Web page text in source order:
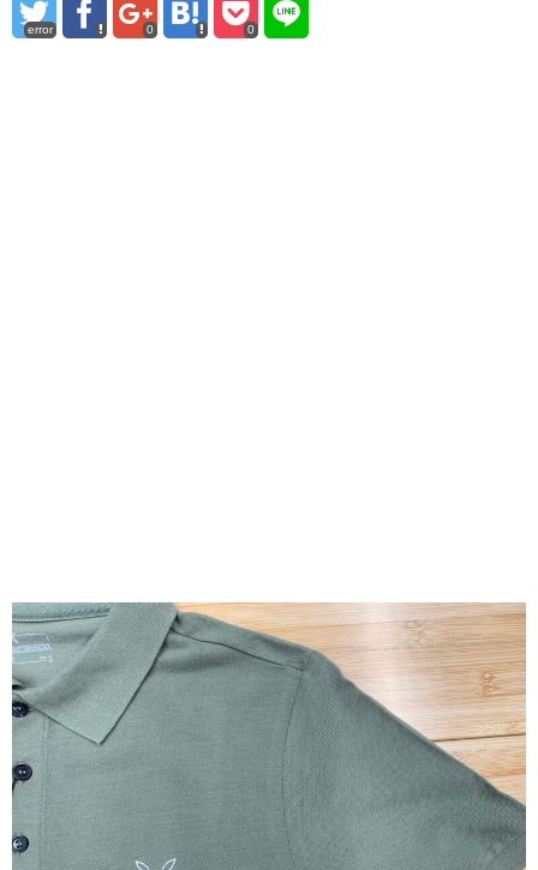
error 0 0